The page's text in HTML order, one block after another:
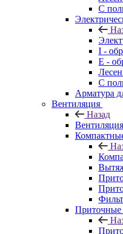
С
I -
E -
С
Арматура
Вентиляция
Назад
Вентиляция
Приточные